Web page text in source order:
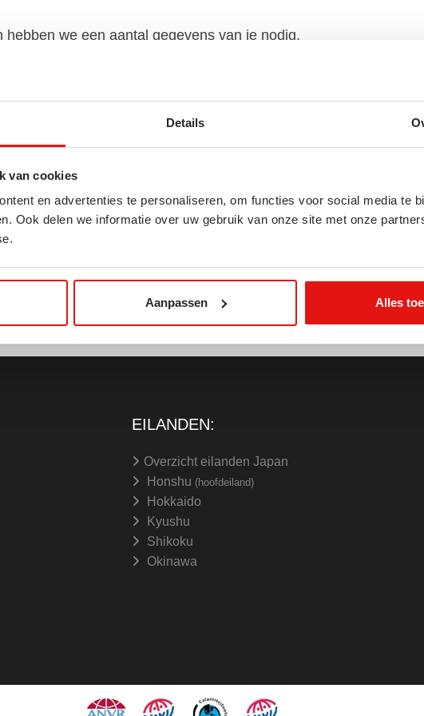
Details
van cookies
en advertenties te personaliseren, om functies voor social media te
Ook delen we informatie over uw gebruik van onze site met onze
Aanpassen Alles
we een aantal gegevens van je nodig.
adres, maar ook een kopie van je paspoort. We
we uitsluitend voor de doeleinden
het nodig zijn om je persoonsgegevens te delen
of verwijderen? Of heb je vragen over
EILANDEN:
Overzicht eilanden Japan
Honshu (hoofdeiland)
Hokkaido
Kyushu
Shikoku
Okinawa